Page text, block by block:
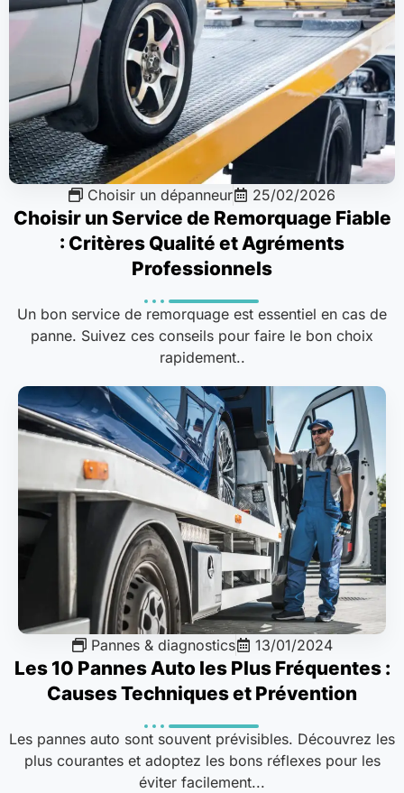
Choisir un dépanneur 25/02/2026
Choisir un Service de Remorquage Fiable
: Critères Qualité et Agréments
Professionnels
Un bon service de remorquage est essentiel en cas de
panne. Suivez ces conseils pour faire le bon choix
rapidement..
Pannes & diagnostics 13/01/2024
Les 10 Pannes Auto les Plus Fréquentes :
Causes Techniques et Prévention
Les pannes auto sont souvent prévisibles. Découvrez les
plus courantes et adoptez les bons réflexes pour les
éviter facilement...